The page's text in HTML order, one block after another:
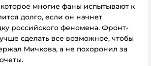
которое многие фаны испытывают к
долго, если он начнет
российского феномена. Фронт-
сделать все возможное, чтобы
Мичкова, а не похоронил за